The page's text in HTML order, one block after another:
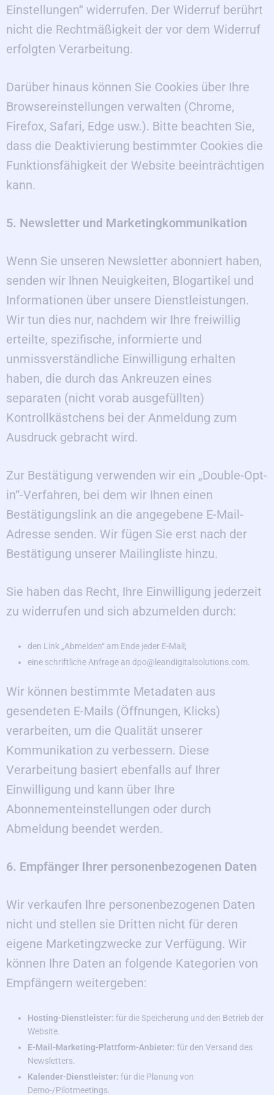
Einstellungen“ widerrufen. Der Widerruf berührt
nicht die Rechtmäßigkeit der vor dem Widerruf
erfolgten Verarbeitung.
Darüber hinaus können Sie Cookies über Ihre
Browsereinstellungen verwalten (Chrome,
Firefox, Safari, Edge usw.). Bitte beachten Sie,
dass die Deaktivierung bestimmter Cookies die
Funktionsfähigkeit der Website beeinträchtigen
kann.
5. Newsletter und Marketingkommunikation
Wenn Sie unseren Newsletter abonniert haben,
senden wir Ihnen Neuigkeiten, Blogartikel und
Informationen über unsere Dienstleistungen.
Wir tun dies nur, nachdem wir Ihre freiwillig
erteilte, spezifische, informierte und
unmissverständliche Einwilligung erhalten
haben, die durch das Ankreuzen eines
separaten (nicht vorab ausgefüllten)
Kontrollkästchens bei der Anmeldung zum
Ausdruck gebracht wird.
Zur Bestätigung verwenden wir ein „Double-Opt-
in“-Verfahren, bei dem wir Ihnen einen
Bestätigungslink an die angegebene E-Mail-
Adresse senden. Wir fügen Sie erst nach der
Bestätigung unserer Mailingliste hinzu.
Sie haben das Recht, Ihre Einwilligung jederzeit
zu widerrufen und sich abzumelden durch:
den Link „Abmelden“ am Ende jeder E-Mail;
eine schriftliche Anfrage an dpo@leandigitalsolutions.com
Wir können bestimmte Metadaten aus
gesendeten E-Mails (Öffnungen, Klicks)
verarbeiten, um die Qualität unserer
Kommunikation zu verbessern. Diese
Verarbeitung basiert ebenfalls auf Ihrer
Einwilligung und kann über Ihre
Abonnementeinstellungen oder durch
Abmeldung beendet werden.
6. Empfänger Ihrer personenbezogenen Daten
Wir verkaufen Ihre personenbezogenen Daten
nicht und stellen sie Dritten nicht für deren
eigene Marketingzwecke zur Verfügung. Wir
können Ihre Daten an folgende Kategorien von
Empfängern weitergeben:
Hosting-Dienstleister: für die Speicherung und den Betrieb der
Website.
E-Mail-Marketing-Plattform-Anbieter: für den Versand des
Newsletters.
Kalender-Dienstleister: für die Planung von
Demo-/Pilotmeetings.